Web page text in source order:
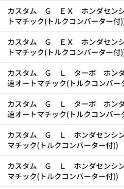
カスタム Ｇ ＥＸ ホンダセンシ
トマチック(トルクコンバーター付
カスタム Ｇ ＥＸ ホンダセンシ
トマチック(トルクコンバーター付
カスタム Ｇ Ｌ ターボ ホンダ
速オートマチック(トルクコンバー
カスタム Ｇ Ｌ ターボ ホンダ
速オートマチック(トルクコンバー
カスタム Ｇ Ｌ ホンダセンシン
マチック(トルクコンバーター付))
カスタム Ｇ Ｌ ホンダセンシン
マチック(トルクコンバーター付))